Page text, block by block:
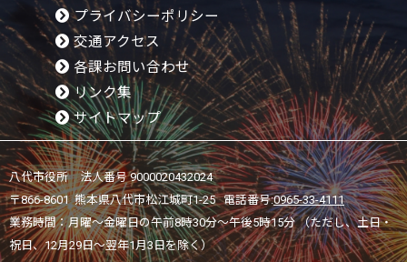
プライバシーポリシー
交通アクセス
各課お問い合わせ
リンク集
サイトマップ
八代市役所 法人番号 9000020432024
〒866-8601 熊本県八代市松江城町1-25 電話番号:0965-33-4111
業務時間：月曜～金曜日の午前8時30分～午後5時15分 （ただし、土日・
祝日、12月29日～翌年1月3日を除く）